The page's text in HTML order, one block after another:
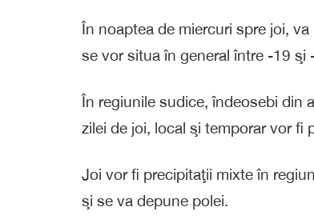
În noaptea de miercuri spre joi,
se vor situa în general între -19 şi
În regiunile sudice, îndeosebi din
zilei de joi, local şi temporar vor fi
Joi vor fi precipitaţii mixte în
şi se va depune polei.